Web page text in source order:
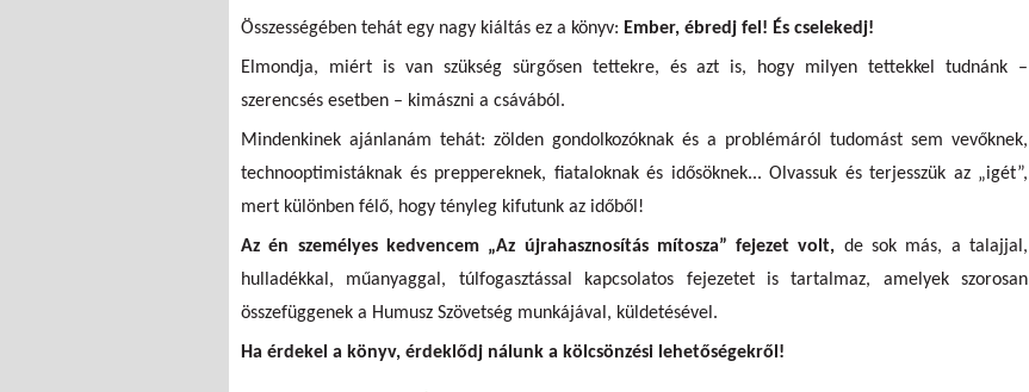
Összességében tehát egy nagy kiáltás ez a könyv: Ember, ébredj fel! És cselekedj!
Elmondja, miért is van szükség sürgősen tettekre, és azt is, hogy milyen tettekkel tudnánk –
szerencsés esetben – kimászni a csávából.
Mindenkinek ajánlanám tehát: zölden gondolkozóknak és a problémáról tudomást sem vevőknek,
technooptimistáknak és preppereknek, fiataloknak és idősöknek... Olvassuk és terjesszük az „igét”,
mert különben félő, hogy tényleg kifutunk az időből!
Az én személyes kedvencem „Az újrahasznosítás mítosza” fejezet volt, de sok más, a talajjal,
hulladékkal, műanyaggal, túlfogasztással kapcsolatos fejezetet is tartalmaz, amelyek szorosan
összefüggenek a Humusz Szövetség munkájával, küldetésével.
Ha érdekel a könyv, érdeklődj nálunk a kölcsönzési lehetőségekről!